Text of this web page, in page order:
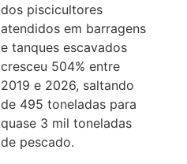
dos piscicultores
atendidos em barragens
e tanques escavados
cresceu 504% entre
2019 e 2026, saltando
de 495 toneladas para
quase 3 mil toneladas
de pescado.